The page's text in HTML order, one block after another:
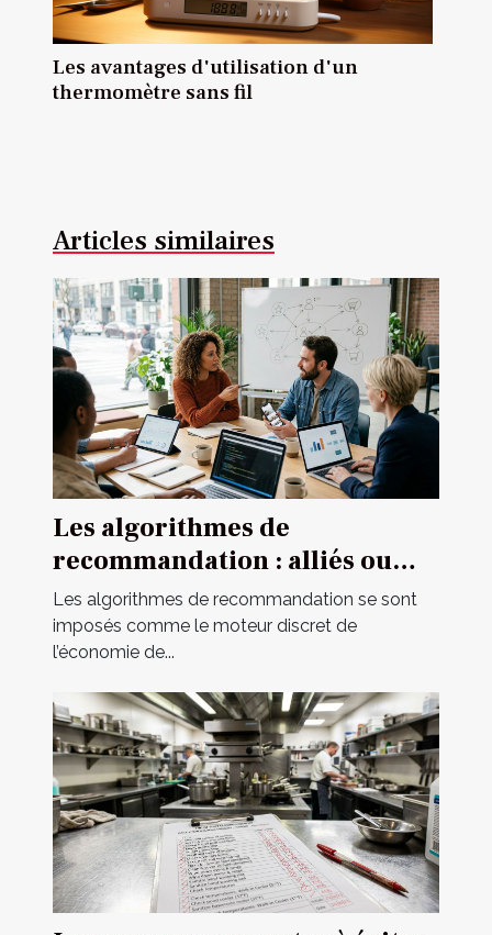
Les avantages d'utilisation d'un
thermomètre sans fil
Articles similaires
Les algorithmes de
recommandation : alliés ou
mirages pour le marketing
digital ?
Les algorithmes de recommandation se sont
imposés comme le moteur discret de
l’économie de...